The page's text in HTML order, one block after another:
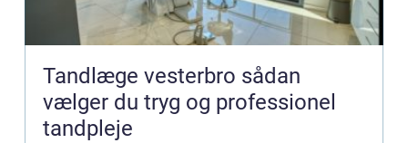
Tandlæge vesterbro sådan
vælger du tryg og professionel
tandpleje